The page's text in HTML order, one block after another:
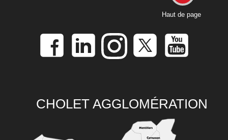
Haut de page
CHOLET AGGLOMÉRATION